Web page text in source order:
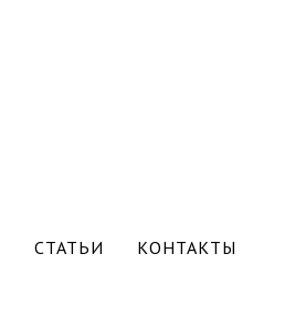
СТАТЬИ КОНТАКТЫ